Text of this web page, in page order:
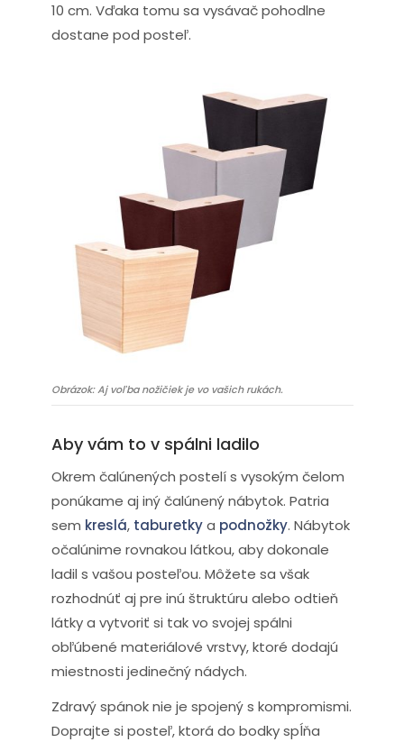
10 cm. Vďaka tomu sa vysávač pohodlne
dostane pod posteľ.
Obrázok: Aj voľba nožičiek je vo vašich rukách.
Aby vám to v spálni ladilo
Okrem čalúnených postelí s vysokým čelom
ponúkame aj iný čalúnený nábytok. Patria
sem kreslá, taburetkya podnožky. Nábytok
očalúnime rovnakou látkou, aby dokonale
ladil s vašou posteľou. Môžete sa však
rozhodnúť aj pre inú štruktúru alebo odtieň
látky a vytvoriť si tak vo svojej spálni
obľúbené materiálové vrstvy, ktoré dodajú
miestnosti jedinečný nádych.
Zdravý spánok nie je spojený s kompromismi.
Doprajte si posteľ, ktorá do bodky spĺňa